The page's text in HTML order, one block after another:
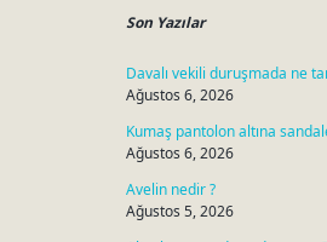
Son Yazılar
Davalı vekili duruşmada ne
Ağustos 6, 2026
Kumaş pantolon altına
Ağustos 6, 2026
Avelin nedir ?
Ağustos 5, 2026